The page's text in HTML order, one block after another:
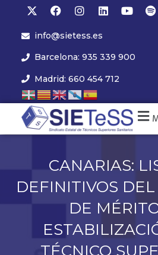
info@sietess.es
Barcelona: 935 339 900
Madrid: 660 454 712
CANARIAS:
DEFINITIVOS
DE
TÉCNICO